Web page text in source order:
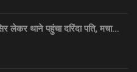
लेकर थाने पहुंचा दरिंदा पति, मचा…